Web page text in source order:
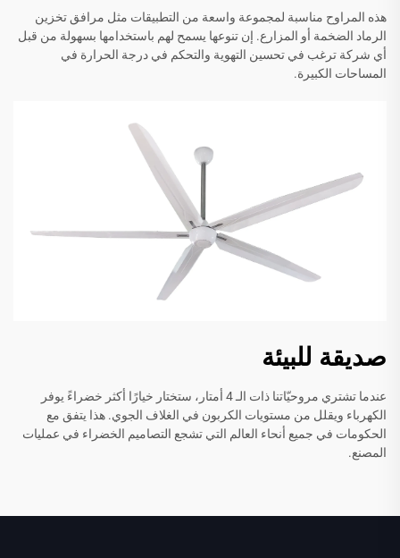
هذه المراوح مناسبة لمجموعة واسعة من التطبيقات مثل مرافق تخزين
الرماد الضخمة أو المزارع. إن تنوعها يسمح لهم باستخدامها بسهولة من قبل
أي شركة ترغب في تحسين التهوية والتحكم في درجة الحرارة في
المساحات الكبيرة.
صديقة للبيئة
عندما تشتري مروحيّاتنا ذات الـ 4 أمتار، ستختار خيارًا أكثر خضراءً يوفر
الكهرباء ويقلل من مستويات الكربون في الغلاف الجوي. هذا يتفق مع
الحكومات في جميع أنحاء العالم التي تشجع التصاميم الخضراء في عمليات
المصنع.